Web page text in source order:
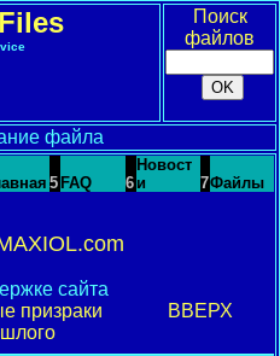
Поиск
файлов
файла
5 FAQ 6
Новост
и
7Файлы
сайта
призраки
ВВЕРХ